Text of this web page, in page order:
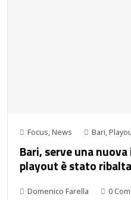
Focus, News Bari,
Bari, serve una
playout è stato
Domenico Farella 0